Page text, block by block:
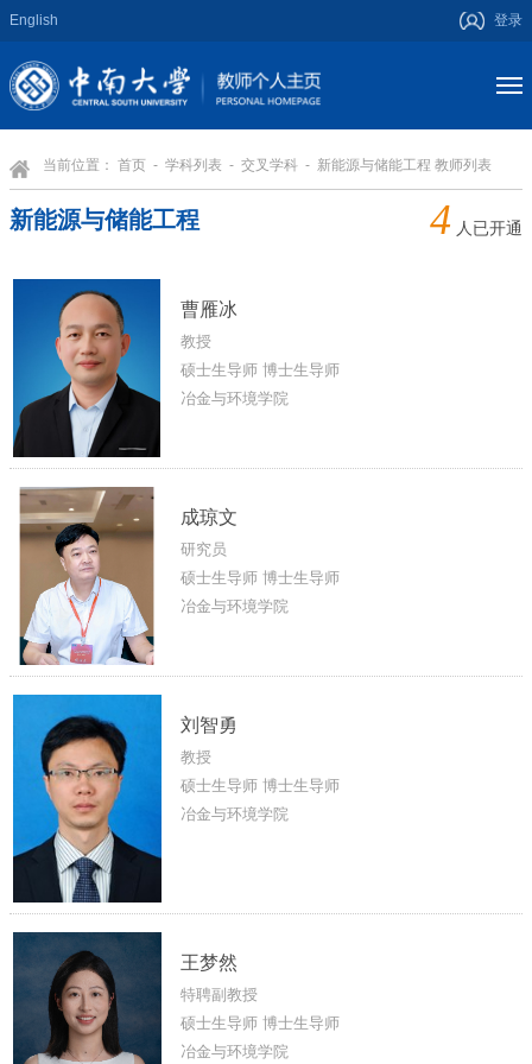
English 登录
当前位置： 首页 - 学科列表 - 交叉学科 - 新能源与储能工程 教师列表
新能源与储能工程 4 人已开通
曹雁冰
教授
硕士生导师 博士生导师
冶金与环境学院
成琼文
研究员
硕士生导师 博士生导师
冶金与环境学院
刘智勇
教授
硕士生导师 博士生导师
冶金与环境学院
王梦然
特聘副教授
硕士生导师 博士生导师
冶金与环境学院